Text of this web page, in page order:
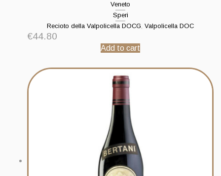
Veneto
Speri
Recioto della Valpolicella DOCG, Valpolicella DOC
€44.80
Add to cart